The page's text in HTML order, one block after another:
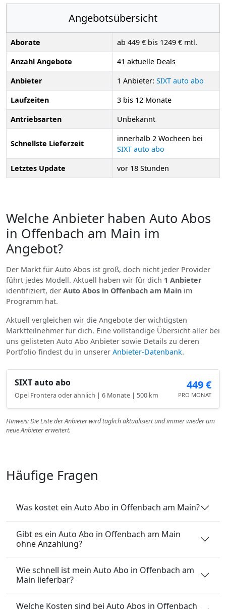
Angebotsübersicht
Aborate
ab 449 € bis 1249 € mtl.
Anzahl Angebote
41 aktuelle Deals
Anbieter
1 Anbieter: SIXT auto abo
Laufzeiten
3 bis 12 Monate
Antriebsarten
Unbekannt
Schnellste Lieferzeit
innerhalb 2 Wocheen bei
SIXT auto abo
Letztes Update
vor 18 Stunden
Welche Anbieter haben Auto Abos
in Offenbach am Main im
Angebot?
Der Markt für Auto Abos ist groß, doch nicht jeder Provider
führt jedes Modell. Aktuell haben wir für dich 1 Anbieter
identifiziert, der Auto Abos in Offenbach am Main im
Programm hat.
Aktuell vergleichen wir die Angebote der wichtigsten
Marktteilnehmer für dich. Eine vollständige Übersicht aller bei
uns gelisteten Auto Abo Anbieter sowie Details zu deren
Portfolio findest du in unserer Anbieter-Datenbank.
SIXT auto abo
Opel Frontera oder ähnlich | 6 Monate | 500 km
449 €
PRO MONAT
Hinweis: Die Liste der Anbieter wird täglich aktualisiert und immer wieder um
neue Anbieter erweitert.
Häufige Fragen
Was kostet ein Auto Abo in Offenbach am Main?
Gibt es ein Auto Abo in Offenbach am Main
ohne Anzahlung?
Wie schnell ist mein Auto Abo in Offenbach am
Main lieferbar?
Welche Kosten sind bei Auto Abos in Offenbach